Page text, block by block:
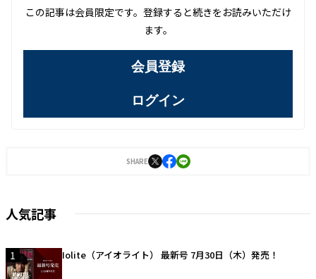
この記事は会員限定です。登録すると続きをお読みいただけ
ます。
会員登録
ログイン
SHARE
人気記事
1 Iolite（アイオライト） 最新号 7月30日（木）発売！